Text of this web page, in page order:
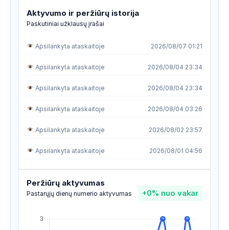
Aktyvumo ir peržiūrų istorija
Paskutiniai užklausų įrašai
Apsilankyta ataskaitoje 2026/08/07 01:21
Apsilankyta ataskaitoje 2026/08/04 23:34
Apsilankyta ataskaitoje 2026/08/04 23:34
Apsilankyta ataskaitoje 2026/08/04 03:26
Apsilankyta ataskaitoje 2026/08/02 23:57
Apsilankyta ataskaitoje 2026/08/01 04:56
Apsilankyta ataskaitoje 2026/07/28 09:17
Apsilankyta ataskaitoje 2026/07/28 09:17
Peržiūrų aktyvumas
Pastarųjų dienų numerio aktyvumas +0% nuo vakar